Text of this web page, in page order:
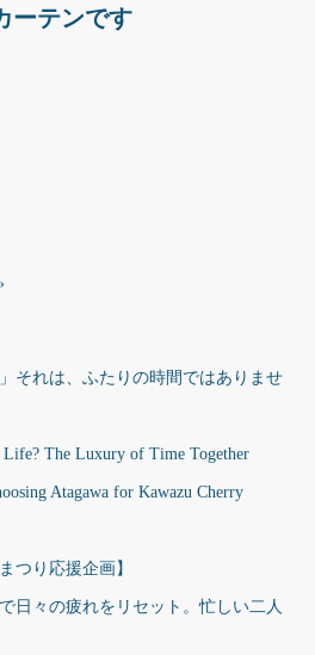
ーテンです
それは、ふたりの時間ではありませ
Life? The Luxury of Time Together
Atagawa for Kawazu Cherry
つり応援企画】
々の疲れをリセット。忙しい二人